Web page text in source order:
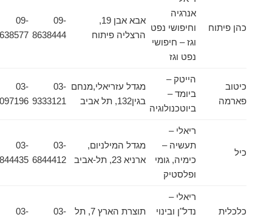
כהן פיתוח
אנרגיה
וחיפושי נפט
וגז – חיפושי
נפט וגז
אבא אבן 19,
הרצליה פיתוח
8638444
8638577
כיטוב
פארמה
הייטק –
ביומד –
ביוטכנולוגיה
מגדל עזריאלי,מנחם 03-
9333121
5097196
ריאלי –
תעשיה –
כימיה, גומי
ופלסטיק
מגדל המילניום,
ארניא 23, תל-אביב
6844412
6844435
כלכלית
ריאלי –
נדל"ן ובינוי
תוצרת הארץ 7, תל
03-